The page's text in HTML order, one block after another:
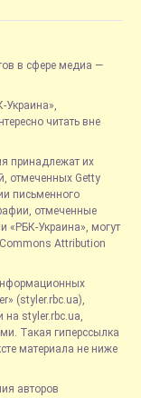
в сфере медиа —
Украина»,
читать вне
принадлежат их
отмеченных Getty
письменного
отмеченные
«РБК-Украина», могут
Attribution
(styler.rbc.ua),
на styler.rbc.ua,
Такая гиперссылка
материала не ниже
авторов